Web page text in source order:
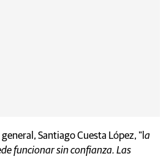
Santiago Cuesta López, "l a
funcionar sin confianza. Las